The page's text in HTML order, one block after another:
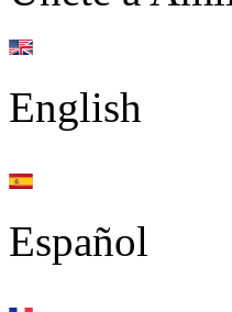
English
Español